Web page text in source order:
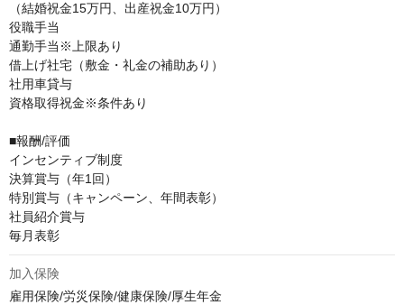
（結婚祝金15万円、出産祝金10万円）
役職手当
通勤手当※上限あり
借上げ社宅（敷金・礼金の補助あり）
社用車貸与
資格取得祝金※条件あり
■報酬/評価
インセンティブ制度
決算賞与（年1回）
特別賞与（キャンペーン、年間表彰）
社員紹介賞与
毎月表彰
加入保険
雇用保険/労災保険/健康保険/厚生年金